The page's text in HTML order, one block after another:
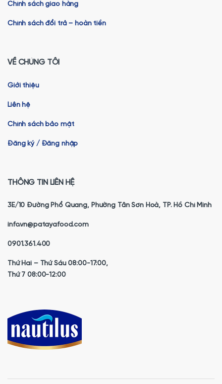
Chính sách giao hàng
Chính sách đổi trả – hoàn tiền
VỀ CHÚNG TÔI
Giới thiệu
Liên hệ
Chính sách bảo mật
Đăng ký / Đăng nhập
THÔNG TIN LIÊN HỆ
3E/10 Đường Phổ Quang, Phường Tân Sơn Hoà, TP. Hồ Chí Minh
info.vn@patayafood.com
0901.361.400
Thứ Hai – Thứ Sáu 08:00-17:00,
Thứ 7 08:00-12:00